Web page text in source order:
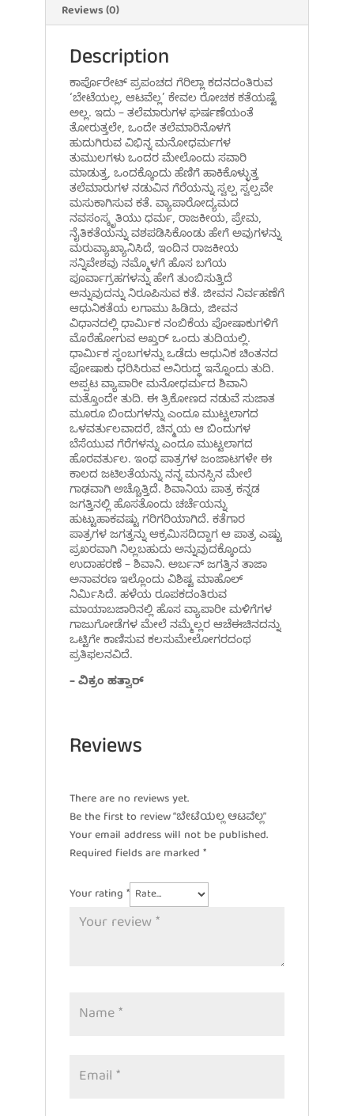
Reviews (0)
Description
ಕಾರ್ಪೊರೇಟ್ ಪ್ರಪಂಚದ ಗೆರಿಲ್ಲಾ ಕದನದಂತಿರುವ
‘ಬೇಟೆಯಲ್ಲ, ಆಟವೆಲ್ಲ’ ಕೇವಲ ರೋಚಕ ಕತೆಯಷ್ಟೆ
ಅಲ್ಲ. ಇದು – ತಲೆಮಾರುಗಳ ಘರ್ಷಣೆಯಂತೆ
ತೋರುತ್ತಲೇ, ಒಂದೇ ತಲೆಮಾರಿನೊಳಗೆ
ಹುದುಗಿರುವ ವಿಭಿನ್ನ ಮನೋಧರ್ಮಗಳ
ತುಮುಲಗಳು ಒಂದರ ಮೇಲೊಂದು ಸವಾರಿ
ಮಾಡುತ್ತ, ಒಂದಕ್ಕೊಂದು ಹೆಣಿಗೆ ಹಾಕಿಕೊಳ್ಳುತ್ತ
ತಲೆಮಾರುಗಳ ನಡುವಿನ ಗೆರೆಯನ್ನು ಸ್ವಲ್ಪ ಸ್ವಲ್ಪವೇ
ಮಸುಕಾಗಿಸುವ ಕತೆ. ವ್ಯಾಪಾರೋದ್ಯಮದ
ನವಸಂಸ್ಕೃತಿಯು ಧರ್ಮ, ರಾಜಕೀಯ, ಪ್ರೇಮ,
ನೈತಿಕತೆಯನ್ನು ವಶಪಡಿಸಿಕೊಂಡು ಹೇಗೆ ಅವುಗಳನ್ನು
ಮರುವ್ಯಾಖ್ಯಾನಿಸಿದೆ, ಇಂದಿನ ರಾಜಕೀಯ
ಸನ್ನಿವೇಶವು ನಮ್ಮೊಳಗೆ ಹೊಸ ಬಗೆಯ
ಪೂರ್ವಾಗ್ರಹಗಳನ್ನು ಹೇಗೆ ತುಂಬಿಸುತ್ತಿದೆ
ಅನ್ನುವುದನ್ನು ನಿರೂಪಿಸುವ ಕತೆ. ಜೀವನ ನಿರ್ವಹಣೆಗೆ
ಆಧುನಿಕತೆಯ ಲಗಾಮು ಹಿಡಿದು, ಜೀವನ
ವಿಧಾನದಲ್ಲಿ ಧಾರ್ಮಿಕ ನಂಬಿಕೆಯ ಪೋಷಾಕುಗಳಿಗೆ
ಮೊರೆಹೋಗುವ ಅಖ್ತರ್ ಒಂದು ತುದಿಯಲ್ಲಿ.
ಧಾರ್ಮಿಕ ಸ್ಥಂಬಗಳನ್ನು ಒಡೆದು ಆಧುನಿಕ ಚಿಂತನದ
ಪೋಷಾಕು ಧರಿಸಿರುವ ಅನಿರುದ್ಧ ಇನ್ನೊಂದು ತುದಿ.
ಅಪ್ಪಟ ವ್ಯಾಪಾರೀ ಮನೋಧರ್ಮದ ಶಿವಾನಿ
ಮತ್ತೊಂದೇ ತುದಿ. ಈ ತ್ರಿಕೋಣದ ನಡುವೆ ಸುಜಾತ
ಮೂರೂ ಬಿಂದುಗಳನ್ನು ಎಂದೂ ಮುಟ್ಟಲಾಗದ
ಒಳವರ್ತುಲವಾದರೆ, ಚಿನ್ಮಯ ಆ ಬಿಂದುಗಳ
ಬೆಸೆಯುವ ಗೆರೆಗಳನ್ನು ಎಂದೂ ಮುಟ್ಟಲಾಗದ
ಹೊರವರ್ತುಲ. ಇಂಥ ಪಾತ್ರಗಳ ಜಂಜಾಟಗಳೇ ಈ
ಕಾಲದ ಜಟಿಲತೆಯನ್ನು ನನ್ನ ಮನಸ್ಸಿನ ಮೇಲೆ
ಗಾಢವಾಗಿ ಅಚ್ಚೊತ್ತಿದೆ. ಶಿವಾನಿಯ ಪಾತ್ರ ಕನ್ನಡ
ಜಗತ್ತಿನಲ್ಲಿ ಹೊಸತೊಂದು ಚರ್ಚೆಯನ್ನು
ಹುಟ್ಟುಹಾಕವಷ್ಟು ಗರಿಗರಿಯಾಗಿದೆ. ಕತೆಗಾರ
ಪಾತ್ರಗಳ ಜಗತ್ತನ್ನು ಆಕ್ರಮಿಸದಿದ್ದಾಗ ಆ ಪಾತ್ರ ಎಷ್ಟು
ಪ್ರಖರವಾಗಿ ನಿಲ್ಲಬಹುದು ಅನ್ನುವುದಕ್ಕೊಂದು
ಉದಾಹರಣೆ – ಶಿವಾನಿ. ಅರ್ಬನ್ ಜಗತ್ತಿನ ತಾಜಾ
ಅನಾವರಣ ಇಲ್ಲೊಂದು ವಿಶಿಷ್ಟ ಮಾಹೊಲ್
ನಿರ್ಮಿಸಿದೆ. ಹಳೆಯ ರೂಪಕದಂತಿರುವ
ಮಾಯಾಬಜಾರಿನಲ್ಲಿ ಹೊಸ ವ್ಯಾಪಾರೀ ಮಳಿಗೆಗಳ
ಗಾಜುಗೋಡೆಗಳ ಮೇಲೆ ನಮ್ಮೆಲ್ಲರ ಆಚೆ‌ಈಚಿನದನ್ನು
ಒಟ್ಟಿಗೇ ಕಾಣಿಸುವ ಕಲಸುಮೇಲೋಗರದಂಥ
ಪ್ರತಿಫಲನವಿದೆ.
– ವಿಕ್ರಂ ಹತ್ವಾರ್
Reviews
There are no reviews yet.
Be the first to review “ಬೇಟೆಯಲ್ಲ ಆಟವೆಲ್ಲ”
Your email address will not be published.
Required fields are marked *
Your rating *